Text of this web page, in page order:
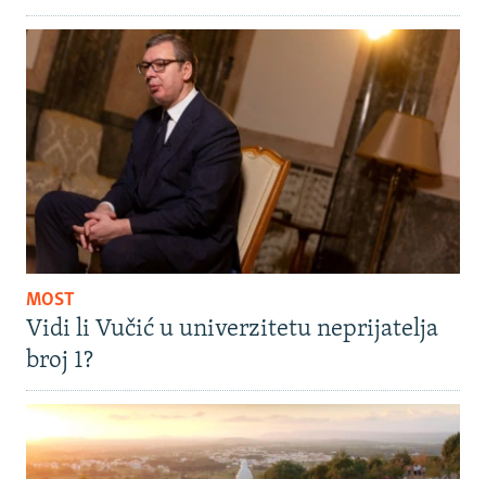
MOST
Vidi li Vučić u univerzitetu neprijatelja
broj 1?